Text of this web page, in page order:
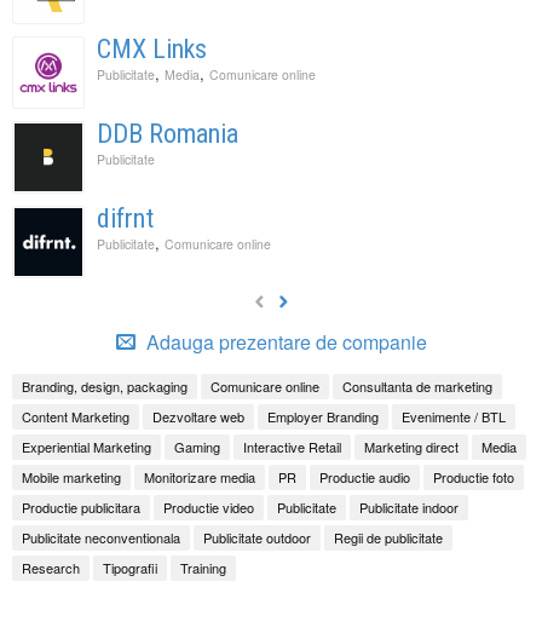
CMX Links
Publicitate, Media, Comunicare online
DDB Romania
Publicitate
difrnt
Publicitate, Comunicare online
Adauga prezentare de companie
Branding, design, packaging Comunicare online
Consultanta de marketing
Content Marketing
Dezvoltare web Employer Branding
Evenimente / BTL
Experiential Marketing
Gaming Interactive Retail Marketing direct
Media
Mobile marketing
Monitorizare media PR Productie audio
Productie foto
Productie publicitara
Productie video Publicitate
Publicitate indoor
Publicitate neconventionala
Publicitate outdoor
Regii de publicitate
Research
Tipografii Training